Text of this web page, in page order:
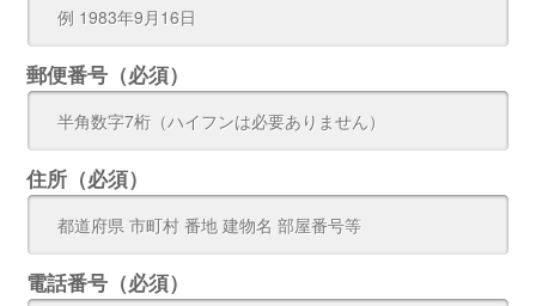
郵便番号（必須）
住所（必須）
電話番号（必須）